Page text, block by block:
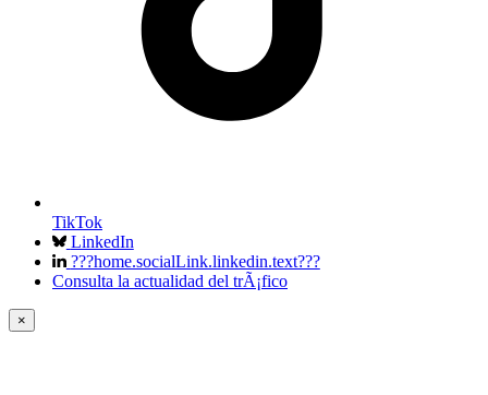
TikTok
LinkedIn
???home.socialLink.linkedin.text???
Consulta la actualidad del trÃ¡fico
×